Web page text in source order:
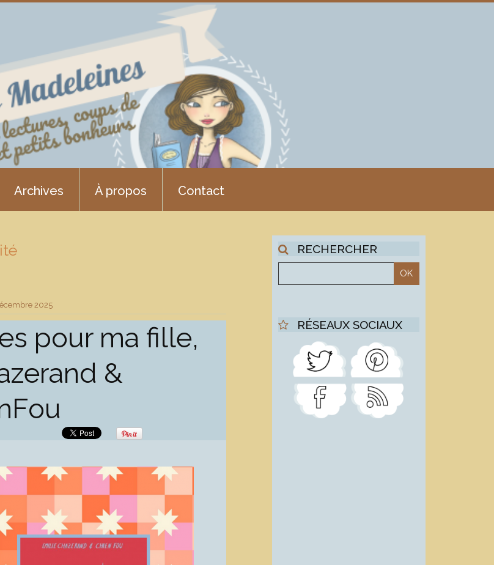
Archives À propos Contact
2025
pour ma fille,
&
RECHERCHER
RÉSEAUX SOCIAUX